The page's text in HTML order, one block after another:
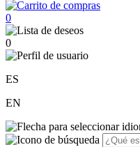
0
0
ES
EN